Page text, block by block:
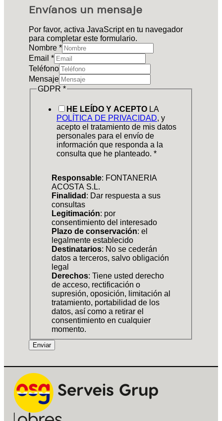
Envíanos un mensaje
Por favor, activa JavaScript en tu navegador
para completar este formulario.
Nombre *
Email *
Teléfono
Mensaje
GDPR *
HE LEÍDO Y ACEPTO LA
POLÍTICA DE PRIVACIDAD, y
acepto el tratamiento de mis datos
personales para el envío de
información que responda a la
consulta que he planteado. *
Responsable: FONTANERIA
ACOSTA S.L.
Finalidad : Dar respuesta a sus
consultas
Legitimación: por
consentimiento del interesado
Plazo de conservación: el
legalmente establecido
Destinatarios: No se cederán
datos a terceros, salvo obligación
legal
Derechos: Tiene usted derecho
de acceso, rectificación o
supresión, oposición, limitación al
tratamiento, portabilidad de los
datos, así como a retirar el
consentimiento en cualquier
momento.
Enviar